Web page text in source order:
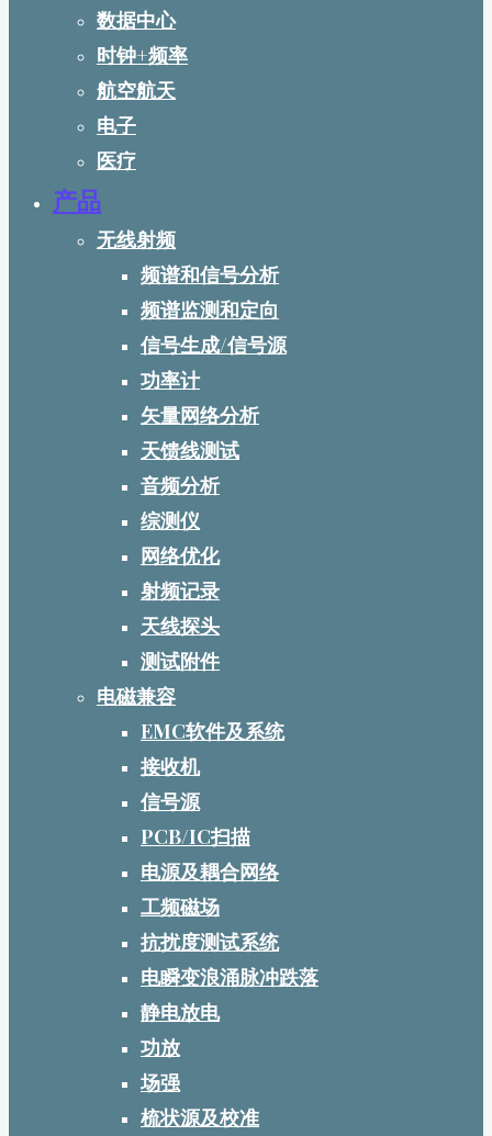
数据中心
时钟+频率
航空航天
电子
医疗
产品
无线射频
频谱和信号分析
频谱监测和定向
信号生成/信号源
功率计
矢量网络分析
天馈线测试
音频分析
综测仪
网络优化
射频记录
天线探头
测试附件
电磁兼容
EMC软件及系统
接收机
信号源
PCB/IC扫描
电源及耦合网络
工频磁场
抗扰度测试系统
电瞬变浪涌脉冲跌落
静电放电
功放
场强
梳状源及校准